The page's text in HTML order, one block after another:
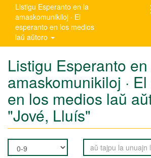
Listigu Esperanto en la
amaskomunikiloj · El
esperanto en los medios
laŭ aŭtoro
Listigu Esperanto
amaskomunikiloj ·
en los medios laŭ
"Jové, Lluís"